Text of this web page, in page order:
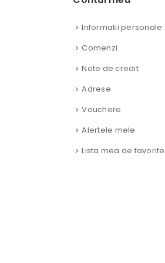
Informatii personale
Comenzi
Note de credit
Adrese
Vouchere
Alertele mele
Lista mea de favorite